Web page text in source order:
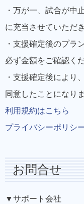
・万が一、試合が中
に充当させていただ
・支援確定後のプラ
必ず金額をご確認く
・支援確定後により
同意したことになりま
利用規約はこちら
プライバシーポリシ
お問合せ
▼サポート会社